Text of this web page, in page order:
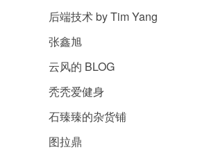
后端技术 by Tim Yang
张鑫旭
云风的 BLOG
秃秃爱健身
石臻臻的杂货铺
图拉鼎